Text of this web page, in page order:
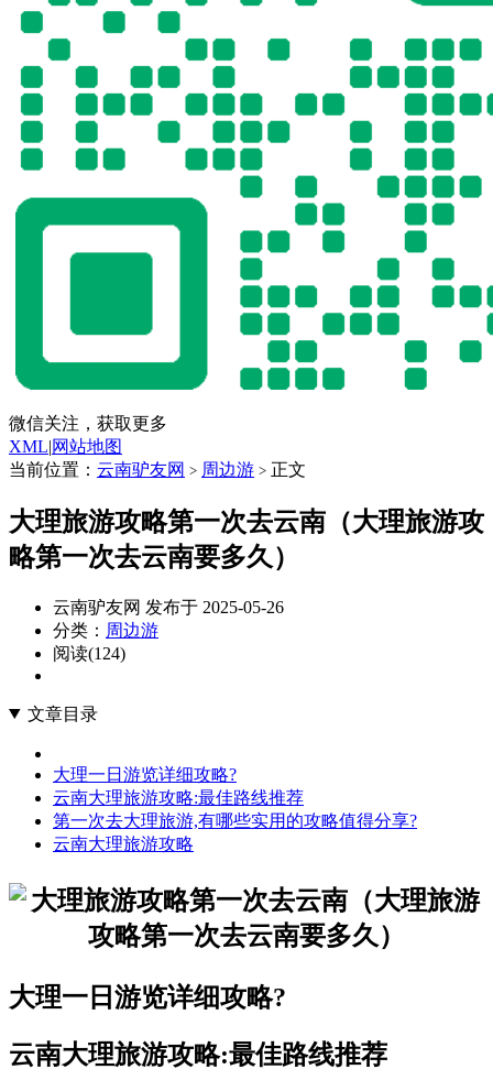
微信关注，获取更多
XML|网站地图
当前位置： 云南驴友网 > 周边游 > 正文
大理旅游攻略第一次去云南（大理旅游攻
略第一次去云南要多久）
云南驴友网 发布于 2025-05-26
分类： 周边游
阅读(124)
文章目录
大理一日游览详细攻略?
云南大理旅游攻略:最佳路线推荐
第一次去大理旅游,有哪些实用的攻略值得分享?
云南大理旅游攻略
大理一日游览详细攻略?
云南大理旅游攻略:最佳路线推荐